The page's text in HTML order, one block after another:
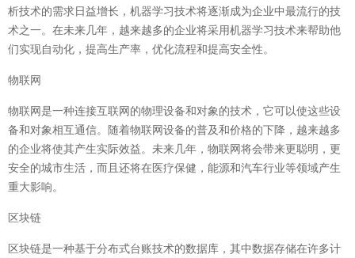
析技术的需求日益增长，机器学习技术将逐渐成为企业中最流行的技
术之一。在未来几年，越来越多的企业将采用机器学习技术来帮助他
们实现自动化，提高生产率，优化流程和提高安全性。
物联网
物联网是一种连接互联网的物理设备和对象的技术，它可以使这些设
备和对象相互通信。随着物联网设备的普及和价格的下降，越来越多
的企业将使其产生实际效益。未来几年，物联网将会带来更聪明，更
安全的城市生活，而且还将在医疗保健，能源和汽车行业等领域产生
重大影响。
区块链
区块链是一种基于分布式台账技术的数据库，其中数据存储在许多计